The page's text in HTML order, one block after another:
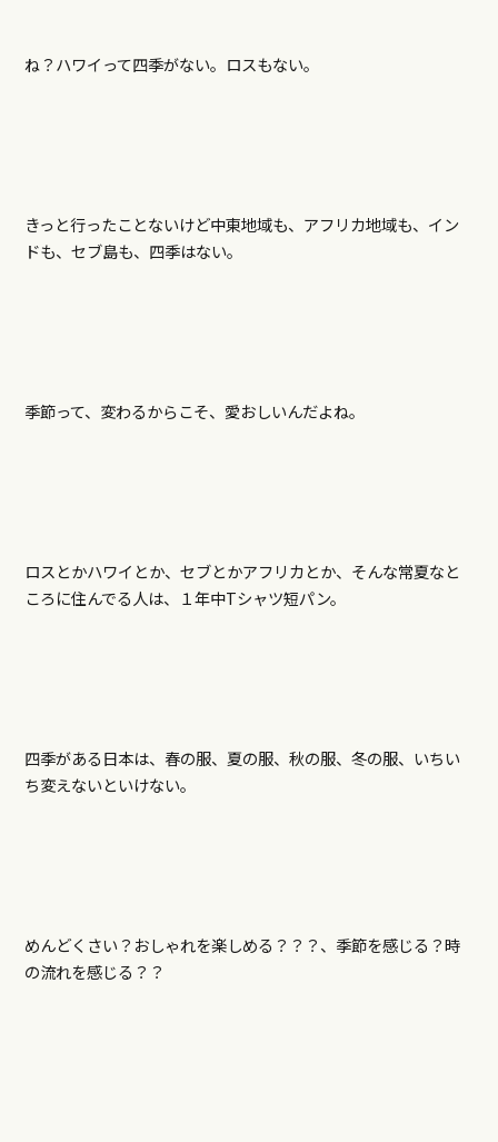
ね？ハワイって四季がない。ロスもない。
きっと行ったことないけど中東地域も、アフリカ地域も、イン
ドも、セブ島も、四季はない。
季節って、変わるからこそ、愛おしいんだよね。
ロスとかハワイとか、セブとかアフリカとか、そんな常夏なと
ころに住んでる人は、１年中Tシャツ短パン。
四季がある日本は、春の服、夏の服、秋の服、冬の服、いちい
ち変えないといけない。
めんどくさい？おしゃれを楽しめる？？？、季節を感じる？時
の流れを感じる？？